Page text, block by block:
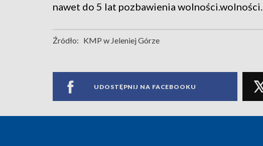
nawet do 5 lat pozbawienia wolności.wolności.
Źródło: KMP w Jeleniej Górze
UDOSTĘPNIJ NA FACEBOOKU